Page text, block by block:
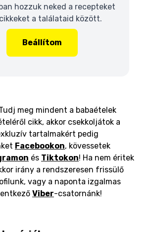
hozzuk neked a recepteket
a találataid között.
Beállítom
meg mindent a babaételek
cikk, akkor csekkoljátok a
tartalmakért pedig
Facebookon, kövessetek
és Tiktokon! Ha nem éritek
irány a rendszeresen frissülő
vagy a naponta izgalmas
Viber-csatornánk!